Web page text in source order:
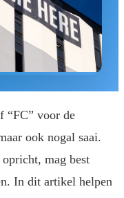
“FC” voor de
ook nogal saai.
mag best
In dit artikel helpen